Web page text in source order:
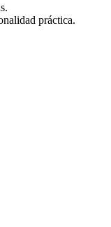
práctica.